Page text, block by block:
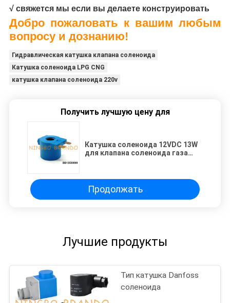
√ свяжется мы если вы делаете конструировать
Добро пожаловать к вашим любым
вопросу и дознанию!
Гидравлическая катушка клапана соленоида
Катушка соленоида LPG CNG
катушка клапана соленоида 220v
Получить лучшую цену для
Катушка соленоида 12VDC 13W
для клапана соленоида газа
Продолжать
Лучшие продукты
Тип катушка Danfoss
соленоида